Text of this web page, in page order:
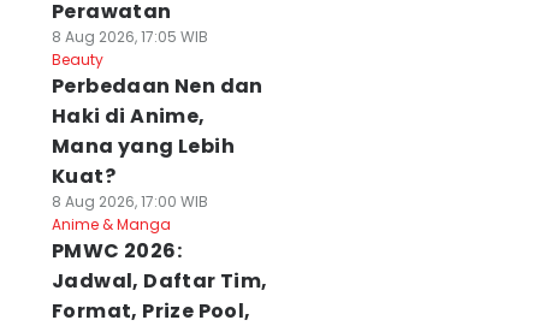
Perawatan
8 Aug 2026, 17:05 WIB
Beauty
Perbedaan Nen dan
Haki di Anime,
Mana yang Lebih
Kuat?
8 Aug 2026, 17:00 WIB
Anime & Manga
PMWC 2026:
Jadwal, Daftar Tim,
Format, Prize Pool,